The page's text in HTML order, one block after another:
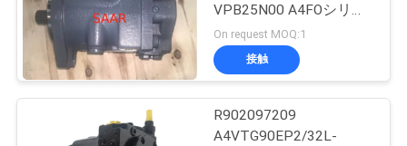
管
油研の油圧ポンプ
VPB25N00 A4FOシリー
ズ 軸式ピストン固定ポ
ンプ
On request MOQ:1
接触
R902097209
A4VTG90EP2/32L-